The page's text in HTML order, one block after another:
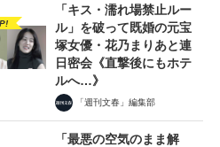
「キス・濡れ場禁止ルー
ル」を破って既婚の元宝
塚女優・花乃まりあと連
日密会《直撃後にもホテ
ルへ…》
「週刊文春」編集部
「最悪の空気のまま解